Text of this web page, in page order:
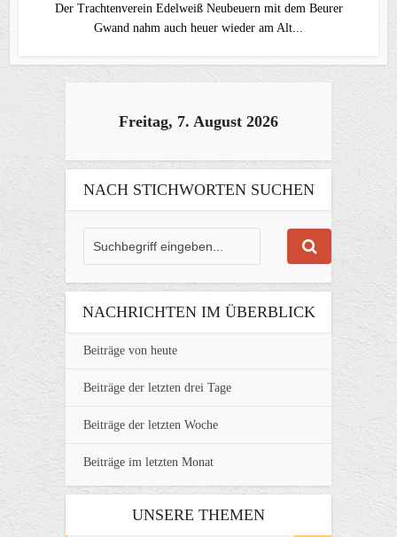
Der Trachtenverein Edelweiß Neubeuern mit dem Beurer
Gwand nahm auch heuer wieder am Alt...
Freitag, 7. August 2026
NACH STICHWORTEN SUCHEN
NACHRICHTEN IM ÜBERBLICK
Beiträge von heute
Beiträge der letzten drei Tage
Beiträge der letzten Woche
Beiträge im letzten Monat
UNSERE THEMEN